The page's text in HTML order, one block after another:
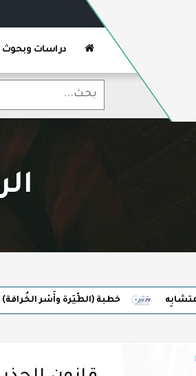
دراسات وبحوث
خطبة (الطِّيَرة وأَسْر الخُرافة)